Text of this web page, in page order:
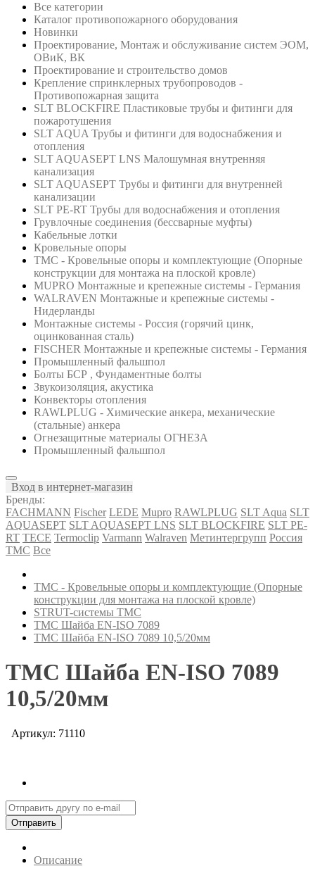
Все категории
Каталог противопожарного оборудования
Новинки
Проектирование, Монтаж и обслуживание систем ЭОМ,
ОВиК, ВК
Проектирование и строительство домов
Крепление спринклерных трубопроводов -
Противопожарная защита
SLT BLOCKFIRE Пластиковые трубы и фитинги для
пожаротушения
SLT AQUA Трубы и фитинги для водоснабжения и
отопления
SLT AQUASEPT LNS Малошумная внутренняя
канализация
SLT AQUASEPT Трубы и фитинги для внутренней
канализации
SLT PE-RT Трубы для водоснабжения и отопления
Грувлочные соединения (бессварные муфты)
Кабельные лотки
Кровельные опоры
ТМС - Кровельные опоры и комплектующие (Опорные
конструкции для монтажа на плоской кровле)
MUPRO Монтажные и крепежные системы - Германия
WALRAVEN Монтажные и крепежные системы -
Нидерланды
Монтажные системы - Россия (горячий цинк,
оцинкованная сталь)
FISCHER Монтажные и крепежные системы - Германия
Промышленный фальшпол
Болты БСР , Фундаментные болты
Звукоизоляция, акустика
Конвекторы отопления
RAWLPLUG - Химические анкера, механические
(стальные) анкера
Огнезащитные материалы ОГНЕЗА
Промышленный фальшпол
Вход в интернет-магазин
Бренды:
FACHMANN Fischer LEDE Mupro RAWLPLUG SLT Aqua SLT
AQUASEPT SLT AQUASEPT LNS SLT BLOCKFIRE SLT PE-
RT TECE Termoclip Varmann Walraven Метинтергрупп Россия
ТМС Все
ТМС - Кровельные опоры и комплектующие (Опорные
конструкции для монтажа на плоской кровле)
STRUT-системы ТМС
ТМС Шайба EN-ISO 7089
ТМС Шайба EN-ISO 7089 10,5/20мм
ТМС Шайба EN-ISO 7089
10,5/20мм
Артикул: 71110
Отправить
Описание